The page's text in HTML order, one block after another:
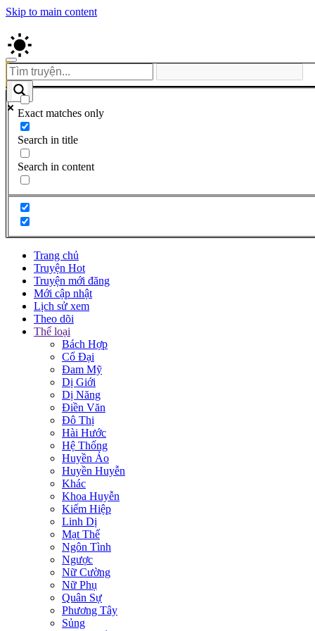
Skip to main content
Exact matches only
Search in title
Search in content
Trang chủ
Truyện Hot
Truyện mới đăng
Mới cập nhật
Lịch sử xem
Theo dõi
Thể loại
Bách Hợp
Cổ Đại
Đam Mỹ
Dị Giới
Dị Năng
Điền Văn
Đô Thị
Hài Hước
Hệ Thống
Huyền Ảo
Huyền Huyễn
Khác
Khoa Huyễn
Kiếm Hiệp
Linh Dị
Mạt Thế
Ngôn Tình
Ngược
Nữ Cường
Nữ Phụ
Quân Sự
Phương Tây
Sủng